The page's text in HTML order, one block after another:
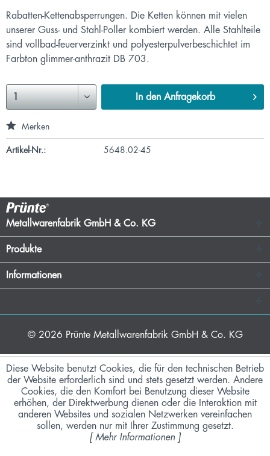
Rabatten-Kettenabsperrungen. Die Ketten können mit vielen
unserer Guss- und Stahl-Poller kombiert werden. Alle Stahlteile
sind vollbad-feuerverzinkt und polyesterpulverbeschichtet im
Farbton glimmer-anthrazit DB 703.
In den Anfragekorb
Merken
Artikel-Nr.: 5648.02-45
Metallwarenfabrik GmbH & Co. KG
Produkte
Informationen
© 2026 Prünte Metallwarenfabrik GmbH & Co. KG
Diese Website benutzt Cookies, die für den technischen Betrieb
der Website erforderlich sind und stets gesetzt werden. Andere
Cookies, die den Komfort bei Benutzung dieser Website
erhöhen, der Direktwerbung dienen oder die Interaktion mit
anderen Websites und sozialen Netzwerken vereinfachen
sollen, werden nur mit Ihrer Zustimmung gesetzt.
[ Mehr Informationen ]